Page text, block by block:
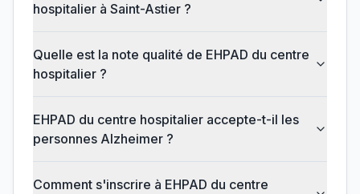
hospitalier à Saint-Astier ?
Quelle est la note qualité de EHPAD du centre
hospitalier ?
EHPAD du centre hospitalier accepte-t-il les
personnes Alzheimer ?
Comment s'inscrire à EHPAD du centre